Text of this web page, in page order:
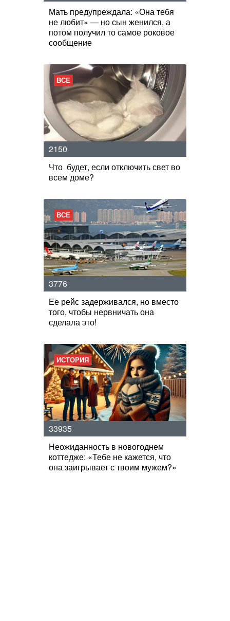
Мать предупреждала: «Она тебя
не любит» — но сын женился, а
потом получил то самое роковое
сообщение
ВСЕ
2150
Что будет, если отключить свет во
всем доме?
ВСЕ
3776
Ее рейс задерживался, но вместо
того, чтобы нервничать она
сделала это!
ИСТОРИЯ
33935
Неожиданность в новогоднем
коттедже: «Тебе не кажется, что
она заигрывает с твоим мужем?»